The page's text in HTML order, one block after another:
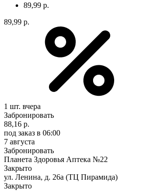
89,99 р.
89,99 р.
1 шт. вчера
Забронировать
88,16 р.
под заказ в 06:00
7 августа
Забронировать
Планета Здоровья Аптека №22
Закрыто
ул. Ленина, д. 26а (ТЦ Пирамида)
Закрыто